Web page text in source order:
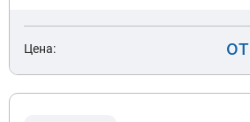
Цена: от